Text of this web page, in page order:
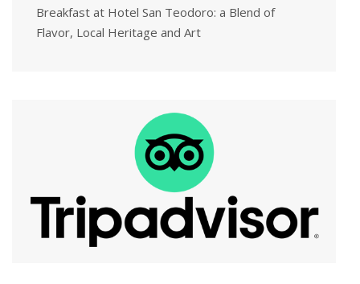
Breakfast at Hotel San Teodoro: a Blend of
Flavor, Local Heritage and Art